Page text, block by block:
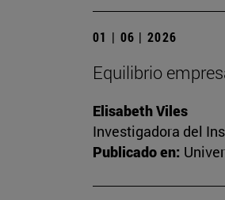
01 | 06 | 2026
Equilibrio
Elisabeth Viles
Investigadora del
Publicado en: